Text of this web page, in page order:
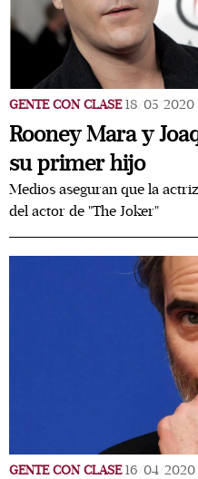
GENTE CON CLASE 18/05/2020
Rooney Mara y
su primer hijo
Medios aseguran que la
del actor de "The Joker"
GENTE CON CLASE 16/04/2020